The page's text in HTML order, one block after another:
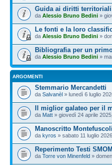
Guida ai diritti territoriali
da Alessio Bruno Bedini »
Le fonti e la loro
da Alessio Bruno Bedini »
Bibliografia per un
da Alessio Bruno Bedini »
ARGOMENTI
Stemmario Mercandetti
da Salvanèl » lunedì 6 luglio
Il miglior galateo per il
da Matt » giovedì 24 aprile
Manoscritto
da kyros » sabato 11 luglio
Reperimento Testi SMOM
da Torre von Minenfeld »